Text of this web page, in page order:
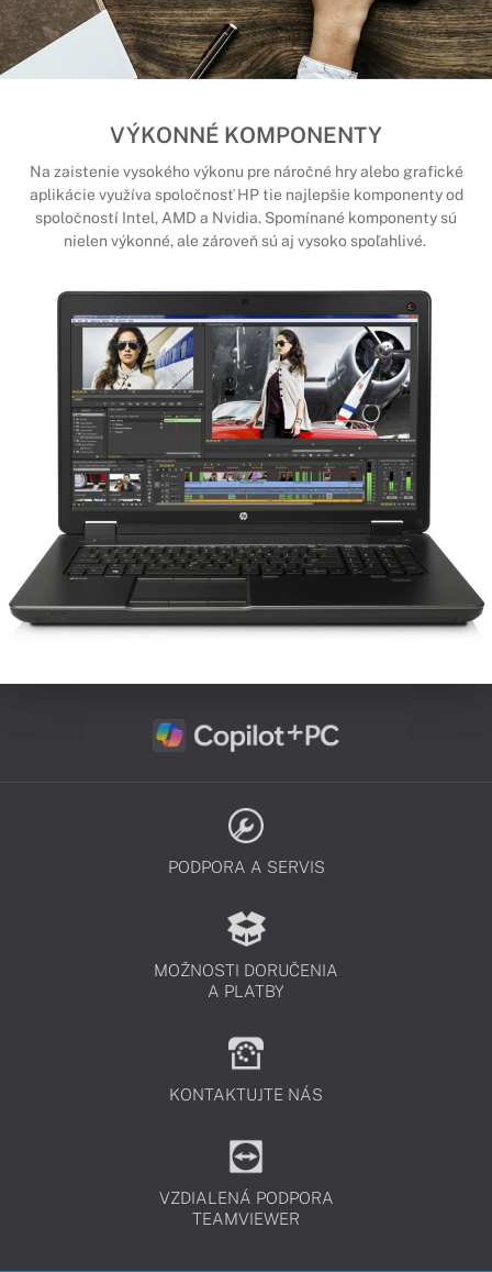
VÝKONNÉ KOMPONENTY
Na zaistenie vysokého výkonu pre náročné hry alebo grafické
aplikácie využíva spoločnosť HP tie najlepšie komponenty od
spoločností Intel, AMD a Nvidia. Spomínané komponenty sú
nielen výkonné, ale zároveň sú aj vysoko spoľahlivé.
PODPORA A SERVIS
MOŽNOSTI DORUČENIA
A PLATBY
KONTAKTUJTE NÁS
VZDIALENÁ PODPORA
TEAMVIEWER